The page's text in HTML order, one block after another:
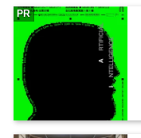
PR